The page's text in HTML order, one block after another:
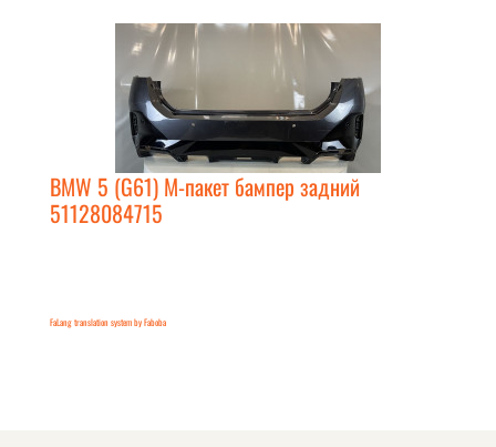
BMW 5 (G61) М-пакет бампер задний
51128084715
FaLang translation system by Faboba